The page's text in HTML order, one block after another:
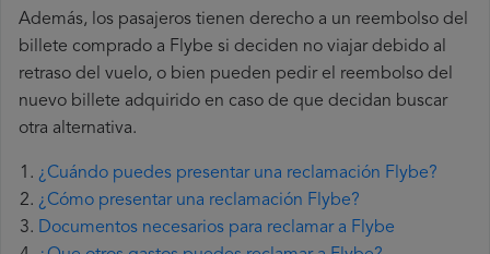
Además, los pasajeros tienen derecho a un reembolso del
billete comprado a Flybe si deciden no viajar debido al
retraso del vuelo, o bien pueden pedir el reembolso del
nuevo billete adquirido en caso de que decidan buscar
otra alternativa.
¿Cuándo puedes presentar una reclamación Flybe?
¿Cómo presentar una reclamación Flybe?
Documentos necesarios para reclamar a Flybe